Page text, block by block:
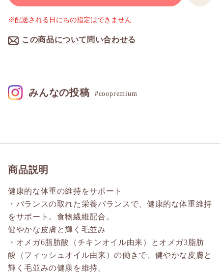
この商品について問い合わせる
※配送される日にちの指定はできません
商品説明
健康的な体重の維持をサポート
・バランスの取れた栄養バランスで、健康的な体重維持
をサポート。食物繊維配合。
健やかな皮膚と輝く毛並み
・オメガ6脂肪酸（チキンオイル由来）とオメガ3脂肪
酸（フィッシュオイル由来）の働きで、健やかな皮膚と
輝く毛並みの健康を維持。
みんなの投稿 #coopremium